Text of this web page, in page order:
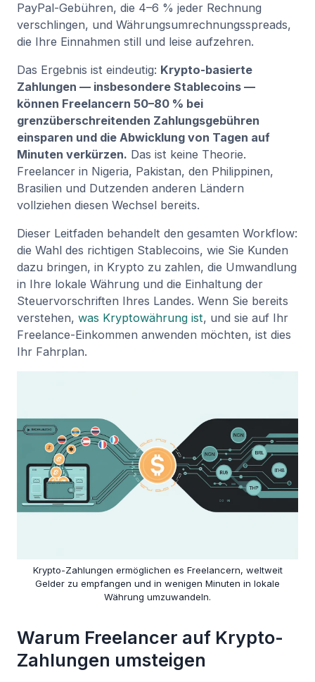
PayPal-Gebühren, die 4–6 % jeder Rechnung
verschlingen, und Währungsumrechnungsspreads,
die Ihre Einnahmen still und leise aufzehren.
Das Ergebnis ist eindeutig: Krypto-basierte
Zahlungen — insbesondere Stablecoins —
können Freelancern 50–80 % bei
grenzüberschreitenden Zahlungsgebühren
einsparen und die Abwicklung von Tagen auf
Minuten verkürzen. Das ist keine Theorie.
Freelancer in Nigeria, Pakistan, den Philippinen,
Brasilien und Dutzenden anderen Ländern
vollziehen diesen Wechsel bereits.
Dieser Leitfaden behandelt den gesamten Workflow:
die Wahl des richtigen Stablecoins, wie Sie Kunden
dazu bringen, in Krypto zu zahlen, die Umwandlung
in Ihre lokale Währung und die Einhaltung der
Steuervorschriften Ihres Landes. Wenn Sie bereits
verstehen, was Kryptowährung ist, und sie auf Ihr
Freelance-Einkommen anwenden möchten, ist dies
Ihr Fahrplan.
Krypto-Zahlungen ermöglichen es Freelancern, weltweit
Gelder zu empfangen und in wenigen Minuten in lokale
Währung umzuwandeln.
Warum Freelancer auf Krypto-
Zahlungen umsteigen